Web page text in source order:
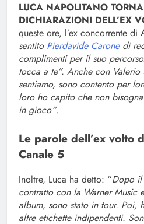
LUCA NAPOLITANO
DICHIARAZIONI DELL’EX
queste ore, l’ex concorrente
sentito Pierdavide Caronedi
complimenti per il suo
tocca a te”. Anche con
sentiamo, sono contento per
loro ho capito che non
in gioco“.
Le parole dell’ex volto
Canale 5
Inoltre, Luca ha detto: “Dopo il
contratto con la Warner Music
album, sono stato in tour. Poi,
altre etichette indipendenti.